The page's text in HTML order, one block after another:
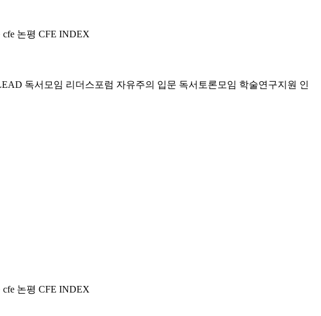
cfe 논평 CFE INDEX
독서모임 리더스포럼 자유주의 입문 독서토론모임 학술연구지원 인
cfe 논평 CFE INDEX